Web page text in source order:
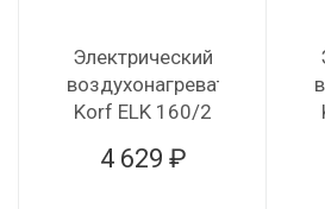
Электрический
воздухонагреватель
Korf ELK 160/2
4 629 ₽